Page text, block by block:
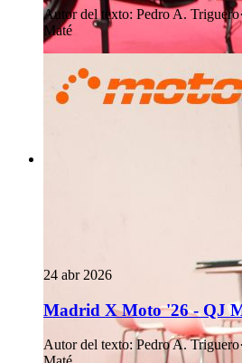
Autor del texto: Pedro A. Triguero·
Maté
24 abr 2026
Madrid X Moto '26 - QJ
Autor del texto: Pedro A. Triguero·